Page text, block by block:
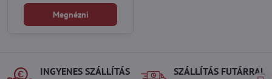
Megnézni
INGYENES SZÁLLÍTÁS SZÁLLÍTÁS FUTÁRRAL